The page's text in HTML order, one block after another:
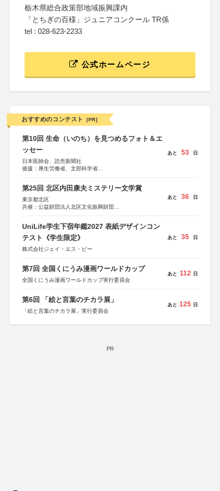
栃木県総合政策部地域振興課内
「とちぎの百様」ジュニアコンクール TR係
tel : 028-623-2233
公式ホームページ
おすすめのコンテスト [PR]
第10回 生命（いのち）を見つめるフォト＆エ
ッセー
日本医師会、読売新聞社
後援：厚生労働省、文部科学省
しん生命保険株式会社
あと 53 日
第25回 北区内田康夫ミステリー文学賞
東京都北区
共催：公益財団法人北区文化振興財団
協賛：株式会社実業之日本社
あと 36 日
UniLife学生下宿年鑑2027 表紙デザインコン
テスト《学生限定》
株式会社ジェイ・エス・ビー
あと 35 日
第7回 全国くにうみ漫画ワールドカップ
全国くにうみ漫画ワールドカップ実行委員会
あと 112 日
第6回 「絵と言葉のチカラ展」
「絵と言葉のチカラ展」実行委員会
あと 125 日
PR